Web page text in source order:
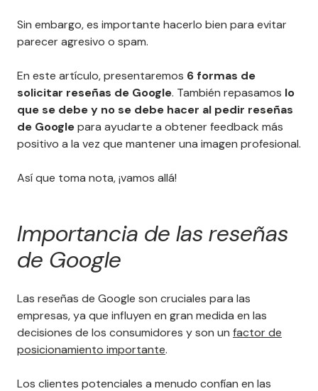
Sin embargo, es importante hacerlo bien para evitar
parecer agresivo o spam.
En este artículo, presentaremos 6 formas de
solicitar reseñas de Google. También repasamos lo
que se debe y no se debe hacer al pedir reseñas
de Googlepara ayudarte a obtener feedback más
positivo a la vez que mantener una imagen profesional.
Así que toma nota, ¡vamos allá!
Importancia de las reseñas
de Google
Las reseñas de Google son cruciales para las
empresas, ya que influyen en gran medida en las
decisiones de los consumidores y son un factor de
posicionamiento importante.
Los clientes potenciales a menudo confían en las